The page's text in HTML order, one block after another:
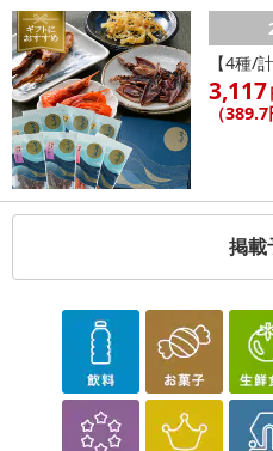
の掲載画像や画像内のバーコード
合がございます。
また、[新たな加工食品の原料原産
了により、商品詳細内に記載の原
合がございます。
あらかじめご了承いただいた上で
によるお申込み後のキャンセル・
※送料はお試し費用に含まれており
クまとめて支払い、楽天ペイ、
yでお支払いの場合、決済のため
※予約商品は決済手段ごとに定め
了することがございます。ご了承
【4種/
3,117
（
掲載